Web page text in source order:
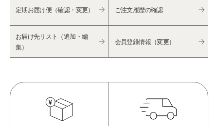
定期お届け便（確認・変更） ご注文履歴の確認
お届け先リスト（追加・編
集）
会員登録情報（変更）